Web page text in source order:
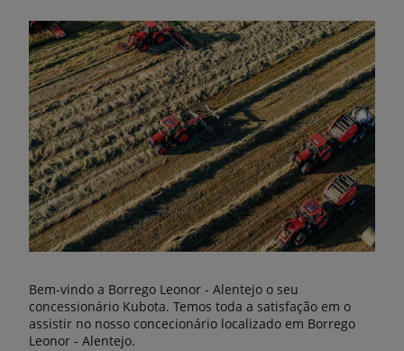
Bem-vindo a Borrego Leonor - Alentejo o seu
concessionário Kubota. Temos toda a satisfação em o
assistir no nosso concecionário localizado em Borrego
Leonor - Alentejo.